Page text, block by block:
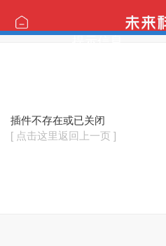
插件不存在或已关闭
[ 点击这里返回上一页 ]